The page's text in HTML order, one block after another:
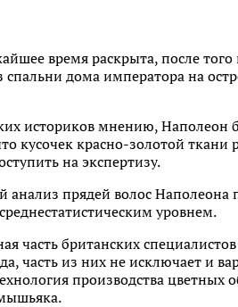
время раскрыта, после того
дома императора на
историков мнению, Наполеон
кусочек красно-золотой ткани
на экспертизу.
прядей волос Наполеона
уровнем.
часть британских
часть из них не исключает и
производства цветных